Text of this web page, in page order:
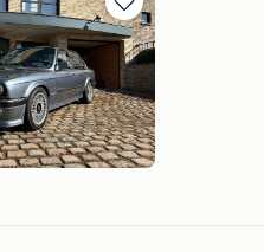
Bewaren
in
Mijn
Favorieten